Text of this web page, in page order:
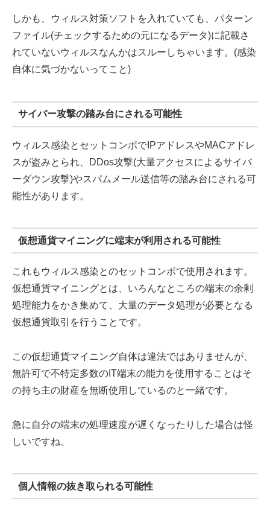
しかも、ウィルス対策ソフトを入れていても、パターン
ファイル(チェックするための元になるデータ)に記載さ
れていないウィルスなんかはスルーしちゃいます。(感染
自体に気づかないってこと)
サイバー攻撃の踏み台にされる可能性
ウィルス感染とセットコンボでIPアドレスやMACアドレ
スが盗みとられ、DDos攻撃(大量アクセスによるサイバ
ーダウン攻撃)やスパムメール送信等の踏み台にされる可
能性があります。
仮想通貨マイニングに端末が利用される可能性
これもウィルス感染とのセットコンボで使用されます。
仮想通貨マイニングとは、いろんなところの端末の余剰
処理能力をかき集めて、大量のデータ処理が必要となる
仮想通貨取引を行うことです。
この仮想通貨マイニング自体は違法ではありませんが、
無許可で不特定多数のIT端末の能力を使用することはそ
の持ち主の財産を無断使用しているのと一緒です。
急に自分の端末の処理速度が遅くなったりした場合は怪
しいですね。
個人情報の抜き取られる可能性